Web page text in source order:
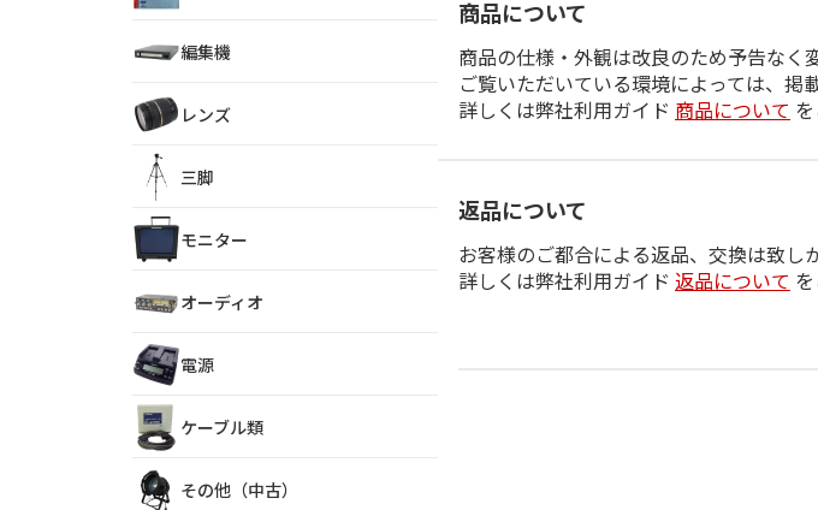
商品について
商品の仕様・外観は改良のため予告なく
ご覧いただいている環境によっては、
詳しくは弊社利用ガイド 商品について
返品について
お客様のご都合による返品、交換は致し
詳しくは弊社利用ガイド返品について
編集機
レンズ
三脚
モニター
オーディオ
電源
ケーブル類
その他（中古）